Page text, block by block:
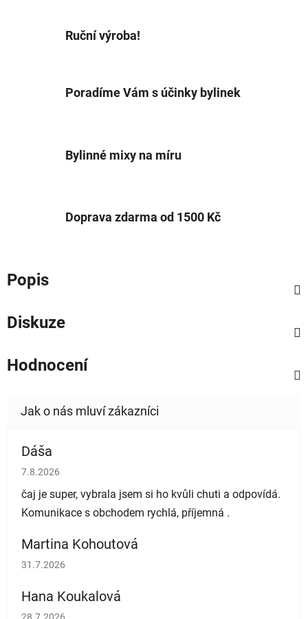
Ruční výroba!
Poradíme Vám s účinky bylinek
Bylinné mixy na míru
Doprava zdarma od 1500 Kč
Popis
Diskuze
Hodnocení
Dáša
Hodnocení obchodu je 5 z 5 hvězdiček.
7.8.2026
čaj je super, vybrala jsem si ho kvůli chuti a odpovídá.
Komunikace s obchodem rychlá, příjemná .
Martina Kohoutová
Hodnocení obchodu je 5 z 5 hvězdiček.
31.7.2026
Hana Koukalová
Hodnocení obchodu je 5 z 5 hvězdiček.